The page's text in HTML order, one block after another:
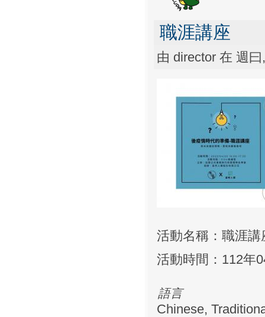
職涯講座
由 director在 週曰
活動名稱：職涯講
活動時間：112年
語言
Chinese,